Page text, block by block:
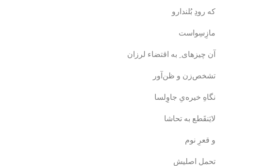
که رودِ بُلندارو
مازِسِواست
آن چیزهای ِ به اقتضاء لرزان
تشخص‌زن و ظن‌آور
نگاهِ خیره‌یِ جاوِلسا
لایَنقَطع به تحاشا
و قعرِ نوم
تحملِ اصلیش